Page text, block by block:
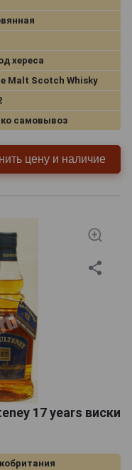
хереса
Malt Scotch Whisky
самовывоз
цену и наличие
17 years виски